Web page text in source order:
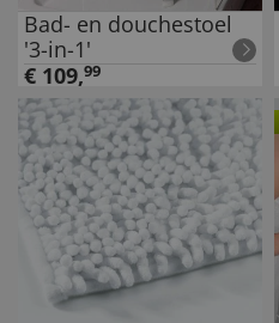
Bad- en douchestoel
'3-in-1'
€ 109,99